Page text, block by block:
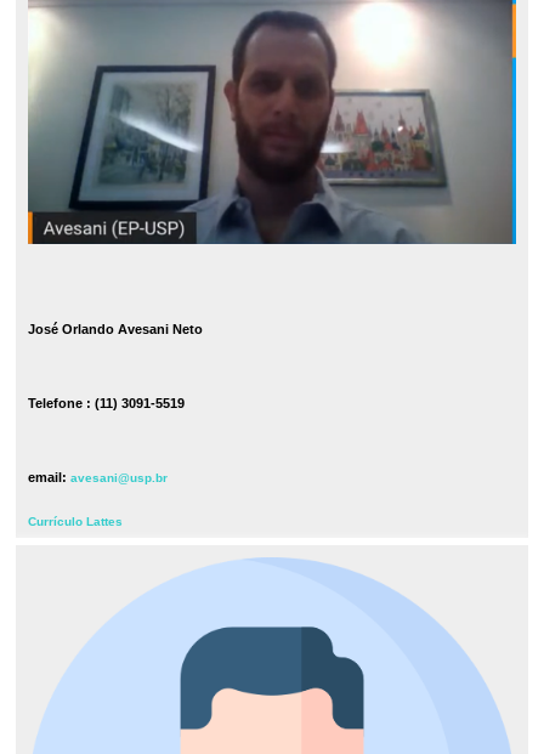
José Orlando Avesani Neto
Telefone : (11) 3091-5519
email: avesani@usp.br
Currículo Lattes